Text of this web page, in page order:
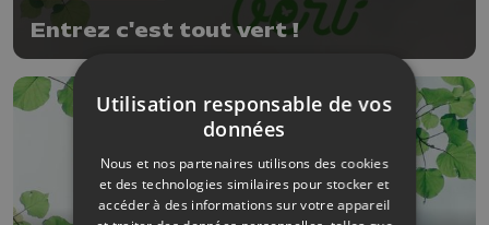
Entrez c'est tout vert !
Utilisation responsable de vos
données
Nous et nos partenaires utilisons des cookies
et des technologies similaires pour stocker et
accéder à des informations sur votre appareil